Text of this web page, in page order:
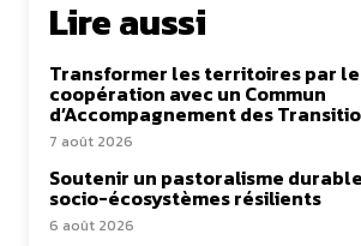
Lire aussi
Transformer les territoires par
coopération avec un Commun
d’Accompagnement des
7 août 2026
Soutenir un pastoralisme
socio-écosystèmes résilients
6 août 2026